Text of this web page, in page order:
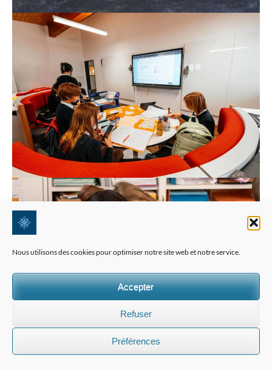
Nous utilisons des cookies pour optimiser notre site web et notre service.
Accepter
Refuser
Préférences